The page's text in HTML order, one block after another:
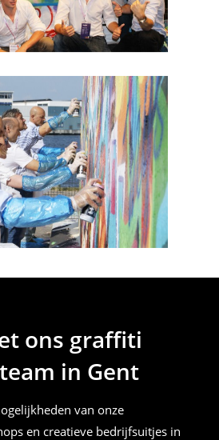
ons graffiti
in Gent
van onze
en creatieve bedrijfsuitjes in